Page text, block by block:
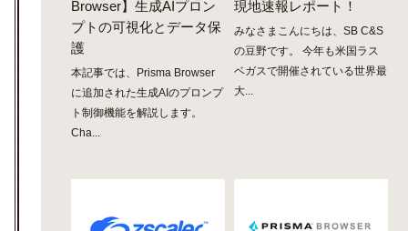
Browser】生成AIプロン
プトの可視化とデータ保
護
本記事では、Prisma Browser
に追加された生成AIのプロンプ
ト制御機能を解説します。
Cha...
現地速報レポート！
みなさまこんにちは、SB C&S
の豆野です。 今年も米国ラス
ベガスで開催されている世界最
大...